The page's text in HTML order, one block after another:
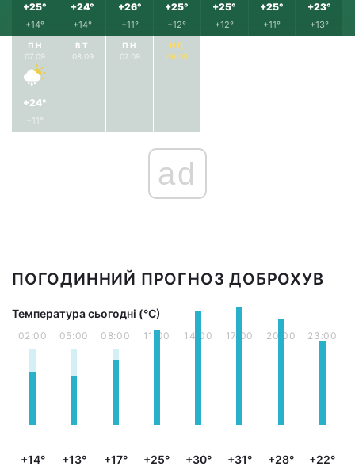
+25°
+14°
+24°
+14°
+26°
+11°
+25°
+12°
+25°
+12°
+25°
+11°
+23°
+13°
ПН
07.09
+24°
+11°
ВТ
08.09
ПН
07.09
НД
06.09
ad
ПОГОДИННИЙ ПРОГНОЗ ДОБРОХУВ
Температура сьогодні (°С)
02:00
+14°
05:00
+13°
08:00
+17°
11:00
+25°
14:00
+30°
17:00
+31°
20:00
+28°
23:00
+22°